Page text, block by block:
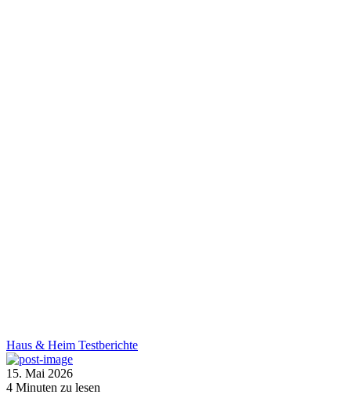
Haus & Heim Testberichte
15. Mai 2026
4 Minuten zu lesen